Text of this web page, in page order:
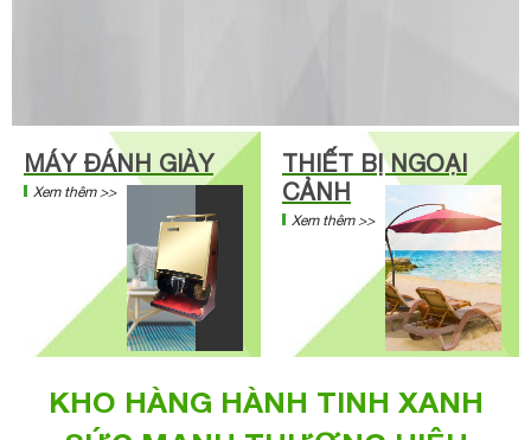
MÁY ĐÁNH GIÀY
Xem thêm >>
THIẾT BỊ NGOẠI
CẢNH
Xem thêm >>
KHO HÀNG HÀNH TINH XANH